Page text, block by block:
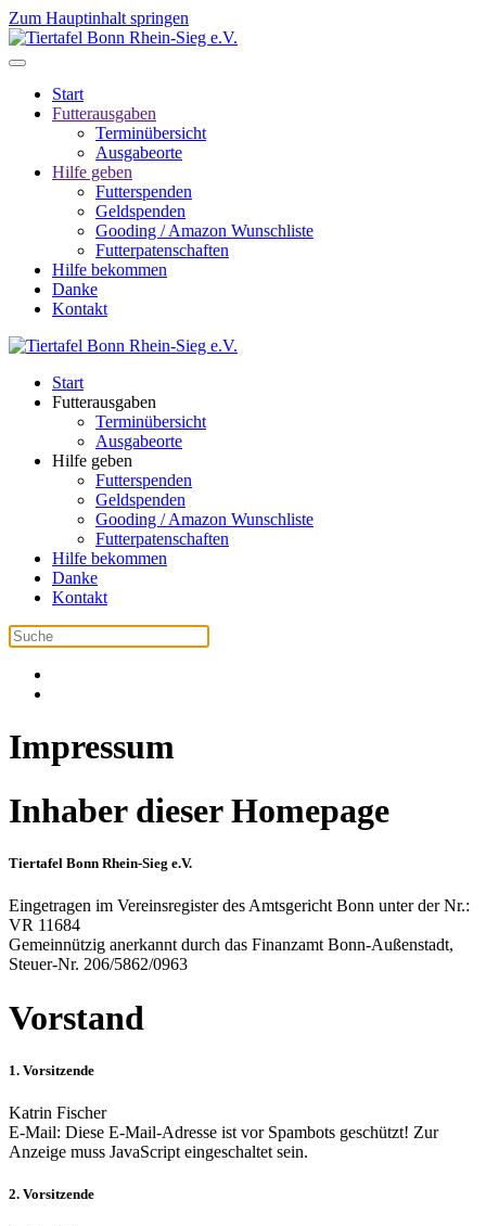
Zum Hauptinhalt springen
Start
Futterausgaben
Terminübersicht
Ausgabeorte
Hilfe geben
Futterspenden
Geldspenden
Gooding / Amazon Wunschliste
Futterpatenschaften
Hilfe bekommen
Danke
Kontakt
Start
Futterausgaben
Terminübersicht
Ausgabeorte
Hilfe geben
Futterspenden
Geldspenden
Gooding / Amazon Wunschliste
Futterpatenschaften
Hilfe bekommen
Danke
Kontakt
Impressum
Inhaber dieser Homepage
Tiertafel Bonn Rhein-Sieg e.V.
Eingetragen im Vereinsregister des Amtsgericht Bonn unter der Nr.:
VR 11684
Gemeinnützig anerkannt durch das Finanzamt Bonn-Außenstadt,
Steuer-Nr. 206/5862/0963
Vorstand
1. Vorsitzende
Katrin Fischer
E-Mail: Diese E-Mail-Adresse ist vor Spambots geschützt! Zur
Anzeige muss JavaScript eingeschaltet sein.
2. Vorsitzende